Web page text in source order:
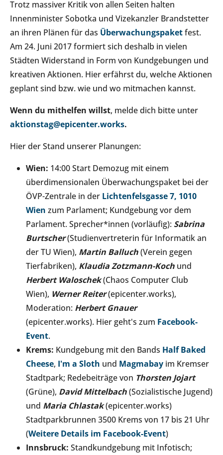
Trotz massiver Kritik von allen Seiten halten
Innenminister Sobotka und Vizekanzler Brandstetter
an ihren Plänen für das Überwachungspaketfest.
Am 24. Juni 2017 formiert sich deshalb in vielen
Städten Widerstand in Form von Kundgebungen und
kreativen Aktionen. Hier erfährst du, welche Aktionen
geplant sind bzw. wie und wo mitmachen kannst.
Wenn du mithelfen willst, melde dich bitte unter
aktionstag@epicenter.works.
Hier der Stand unserer Planungen:
Wien: 14:00 Start Demozug mit einem
überdimensionalen Überwachungspaket bei der
ÖVP-Zentrale in der Lichtenfelsgasse 7, 1010
Wien zum Parlament; Kundgebung vor dem
Parlament. Sprecher*innen (vorläufig): Sabrina
Burtscher(Studienvertreterin für Informatik an
der TU Wien), Martin Balluch(Verein gegen
Tierfabriken), Klaudia Zotzmann-Koch und
Herbert Waloschek(Chaos Computer Club
Wien), Werner Reiter(epicenter.works),
Moderation: Herbert Gnauer
(epicenter.works). Hier geht's zum Facebook-
Event.
Krems: Kundgebung mit den Bands Half Baked
Cheese, I'm a Sloth und Magmabay im Kremser
Stadtpark; Redebeiträge von Thorsten Jojart
(Grüne), David Mittelbach(Sozialistische Jugend)
und Maria Chlastak(epicenter.works)
Stadtparkbrunnen 3500 Krems von 17 bis 21 Uhr
(Weitere Details im Facebook-Event)
Innsbruck: Standkundgebung mit Infotisch;